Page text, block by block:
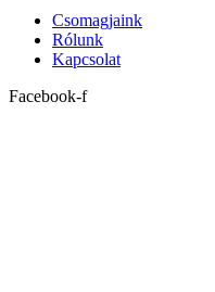
Csomagjaink
Rólunk
Kapcsolat
Facebook-f